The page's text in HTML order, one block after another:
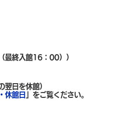
最終入館16：00））
翌日を休館）
休館日
」をご覧ください。